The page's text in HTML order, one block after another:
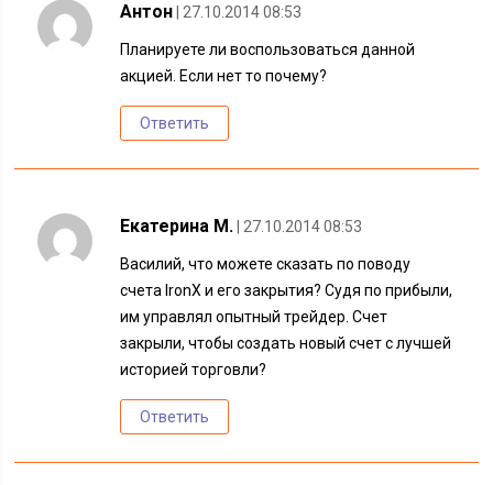
Антон | 27.10.2014 08:53
Планируете ли воспользоваться данной
акцией. Если нет то почему?
Ответить
Екатерина М. | 27.10.2014 08:53
Василий, что можете сказать по поводу
счета IronX и его закрытия? Судя по прибыли,
им управлял опытный трейдер. Счет
закрыли, чтобы создать новый счет с лучшей
историей торговли?
Ответить